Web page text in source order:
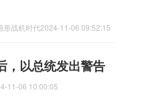
形战机时代2024-11-06 09:52:15
，以总统发出警告
11-06 10:00:05